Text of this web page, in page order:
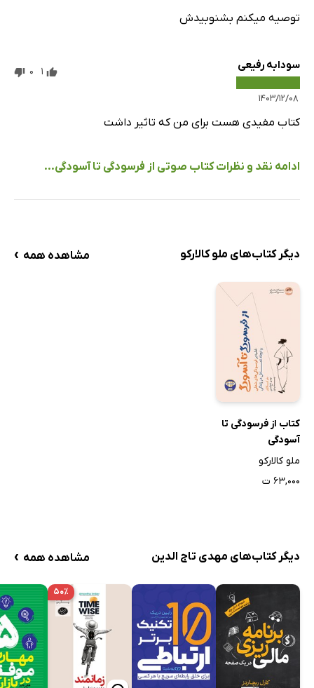
توصیه میکنم بشنوبیدش
سودابه رفیعی
۱۴۰۳/۱۲/۰۸
1
0
کتاب مفیدی هست برای من که تاثیر داشت
ادامه نقد و نظرات کتاب صوتی از فرسودگی تا آسودگی...
دیگر کتاب‌های ملو کالارکو مشاهده همه ›
کتاب از فرسودگی تا
آسودگی
ملو کالارکو
۶۳,۰۰۰ ت
دیگر کتاب‌های مهدی تاج الدین مشاهده همه ›
۵۰٪